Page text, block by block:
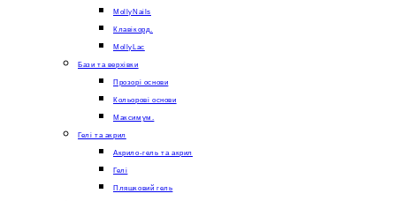
MollyNails
Клавікорд.
MollyLac
Бази та верхівки
Прозорі основи
Кольорові основи
Максимум.
Гелі та акрил
Акрило-гель та акрил
Гелі
Пляшковий гель